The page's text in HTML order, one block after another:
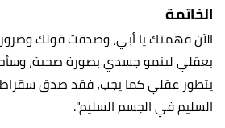
الخاتمة
الآن فهمتك يا أبي، وصدقت قولك
بعقلي لينمو جسدي بصورة صحية،
يتطور عقلي كما يجب، فقد صدق
السليم في الجسم السليم".